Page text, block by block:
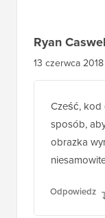
Ryan
13 czerwca
Cześć, kod
sposób,
obrazka
Odpowiedz